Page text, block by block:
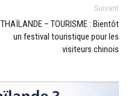
Suivant
THAÏLANDE – TOURISME : Bientôt
un festival touristique pour les
visiteurs chinois